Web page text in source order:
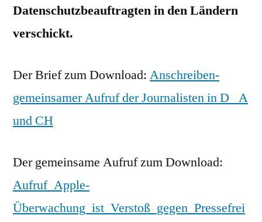
Datenschutzbeauftragten in den Ländern
verschickt.
Der Brief zum Download: Anschreiben-
gemeinsamer Aufruf der Journalisten in D_ A
und CH
Der gemeinsame Aufruf zum Download:
Aufruf_Apple-
Überwachung_ist_Verstoß_gegen_Pressefrei